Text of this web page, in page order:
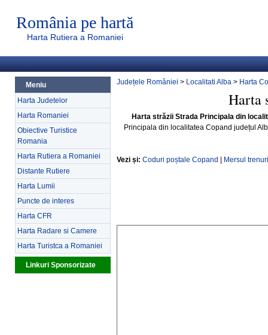
România pe hartă
Harta Rutiera a Romaniei
Meniu
Harta Judetelor
Harta Romaniei
Obiective Turistice
Romania
Harta Rutiera a Romaniei
Distante Rutiere
Harta Lumii
Puncte de interes
Harta CFR
Harta Radare si Camere
Harta Turistca a Romaniei
Linkuri Sponsorizate
Județele României > Localitati Alba > Harta
Harta
Harta străzii Strada Principala din
Principala din localitatea Copand județul
Vezi și: Coduri poștale Copand Mersul